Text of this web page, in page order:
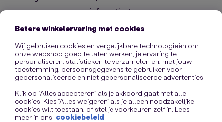
information).
Betere winkelervaring met cookies
Wij gebruiken cookies en vergelijkbare technologieën om
onze webshop goed te laten werken, je ervaring te
personaliseren, statistieken te verzamelen en, met jouw
toestemming, persoonsgegevens te gebruiken voor
gepersonaliseerde en niet-gepersonaliseerde advertenties.
Klik op “Alles accepteren” als je akkoord gaat met alle
cookies. Kies “Alles weigeren” als je alleen noodzakelijke
cookies wilt toestaan, of stel je voorkeuren zelf in. Lees
meer in ons cookiebeleid